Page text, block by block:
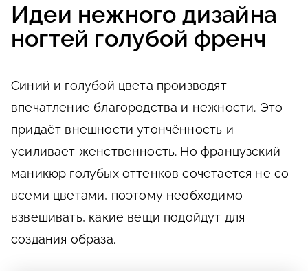
Идеи нежного дизайна
ногтей голубой френч
Синий и голубой цвета производят
впечатление благородства и нежности. Это
придаёт внешности утончённость и
усиливает женственность. Но французский
маникюр голубых оттенков сочетается не со
всеми цветами, поэтому необходимо
взвешивать, какие вещи подойдут для
создания образа.